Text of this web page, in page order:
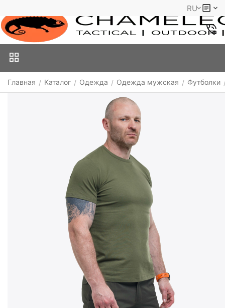
RU
Главная / Каталог / Одежда / Одежда мужская / Футболки